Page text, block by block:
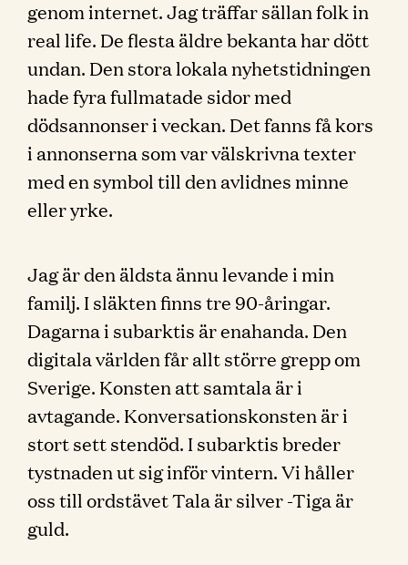
genom internet. Jag träffar sällan folk in
real life. De flesta äldre bekanta har dött
undan. Den stora lokala nyhetstidningen
hade fyra fullmatade sidor med
dödsannonser i veckan. Det fanns få kors
i annonserna som var välskrivna texter
med en symbol till den avlidnes minne
eller yrke.
Jag är den äldsta ännu levande i min
familj. I släkten finns tre 90-åringar.
Dagarna i subarktis är enahanda. Den
digitala världen får allt större grepp om
Sverige. Konsten att samtala är i
avtagande. Konversationskonsten är i
stort sett stendöd. I subarktis breder
tystnaden ut sig inför vintern. Vi håller
oss till ordstävet Tala är silver -Tiga är
guld.